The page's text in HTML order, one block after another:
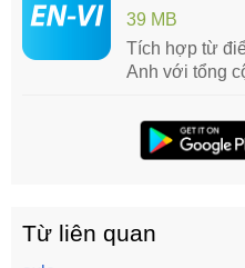
39 MB
Tích hợp từ
Anh với tổng
Từ liên quan